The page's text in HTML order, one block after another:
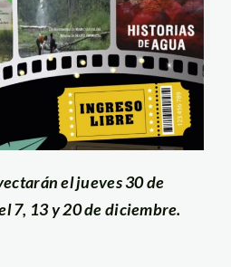
el jueves 30 de
7, 13 y 20 de diciembre.